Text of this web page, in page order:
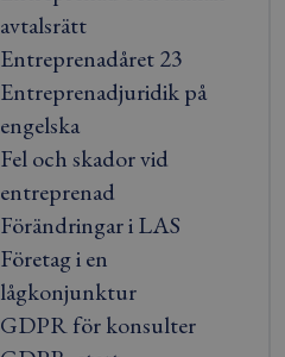
avtalsrätt
Entreprenadåret 23
Entreprenadjuridik på
engelska
Fel och skador vid
entreprenad
Förändringar i LAS
Företag i en
lågkonjunktur
GDPR för konsulter